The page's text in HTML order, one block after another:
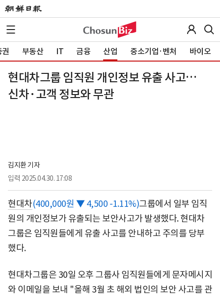
부동산 IT 금융 산업 중소기업·벤처 바이오
현대차그룹 임직원 개인정보 유출 사고…
신차·고객 정보와 무관
김지환 기자
입력 2025.04.30. 17:08
현대차(400,000원 ▼ 4,500 -1.11%)그룹에서 일부 임직
원의 개인정보가 유출되는 보안사고가 발생했다. 현대차
그룹은 임직원들에게 유출 사고를 안내하고 주의를 당부
했다.
현대차그룹은 30일 오후 그룹사 임직원들에게 문자메시지
와 이메일을 보내 "올해 3월 초 해외 법인의 보안 사고를 관